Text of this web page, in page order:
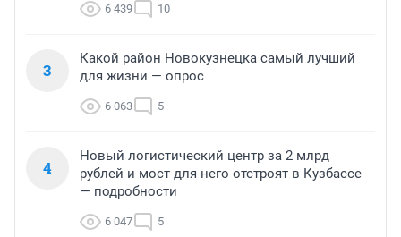
6 439 10
3
Какой район Новокузнецка самый лучший
для жизни — опрос
6 063 5
4
Новый логистический центр за 2 млрд
рублей и мост для него отстроят в Кузбассе
— подробности
6 047 5